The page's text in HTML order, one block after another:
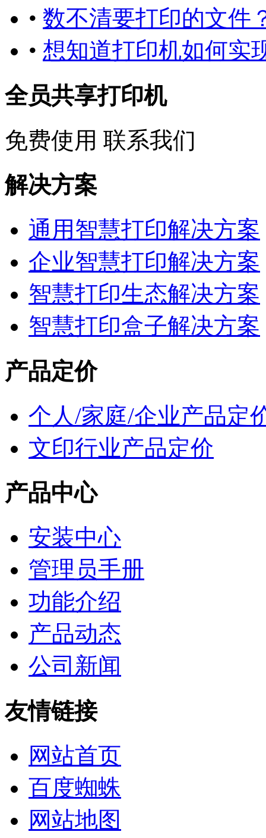
• 数不清要打印的文件
• 想知道打印机如何实
全员共享打印机
免费使用 联系我们
解决方案
通用智慧打印解决方案
企业智慧打印解决方案
智慧打印生态解决方案
智慧打印盒子解决方案
产品定价
个人/家庭/企业产品定
文印行业产品定价
产品中心
安装中心
管理员手册
功能介绍
产品动态
公司新闻
友情链接
网站首页
百度蜘蛛
网站地图